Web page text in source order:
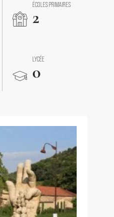
ÉCOLES PRIMAIRES
2
LYCÉE
0